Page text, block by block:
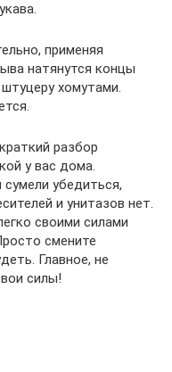
применяя
натянутся концы
хомутами.
разбор
у вас дома.
убедиться,
и унитазов нет.
своими силами
смените
Главное, не
силы!